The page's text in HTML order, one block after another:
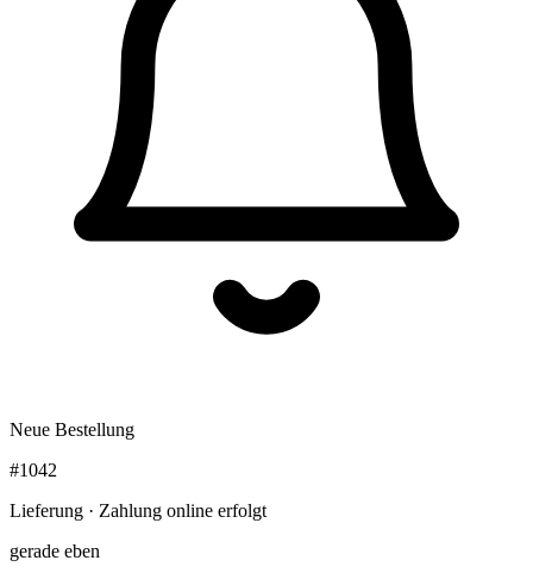
Neue Bestellung
#1042
Lieferung · Zahlung online erfolgt
gerade eben